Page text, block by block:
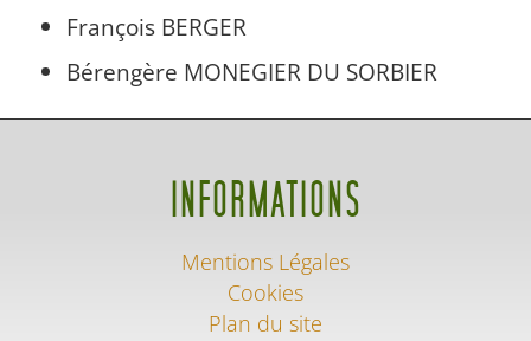
François BERGER
Bérengère MONEGIER DU SORBIER
INFORMATIONS
Mentions Légales
Cookies
Plan du site